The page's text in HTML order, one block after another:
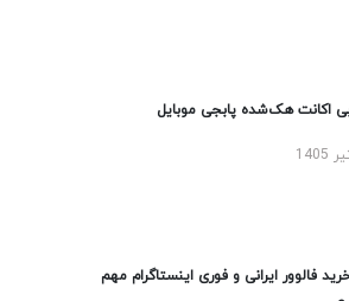
اکانت هک‌شده پابجی موبایل
فالوور ایرانی و فوری اینستاگرام مهم